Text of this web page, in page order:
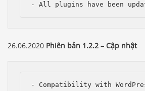
- All plugins have been
26.06.2020 Phiên bản 1.2.2 – Cập nhật
- Compatibility with